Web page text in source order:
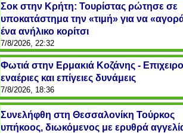
Σοκ στην Κρήτη: Τουρίστας ρώτησε σε
υποκατάστημα την «τιμή» για να
ένα ανήλικο κορίτσι
7/8/2026, 22:32
Φωτιά στην Ερμακιά Κοζάνης -
εναέριες και επίγειες δυνάμεις
7/8/2026, 18:36
Συνελήφθη στη Θεσσαλονίκη Τούρκος
υπήκοος, διωκόμενος με ερυθρά